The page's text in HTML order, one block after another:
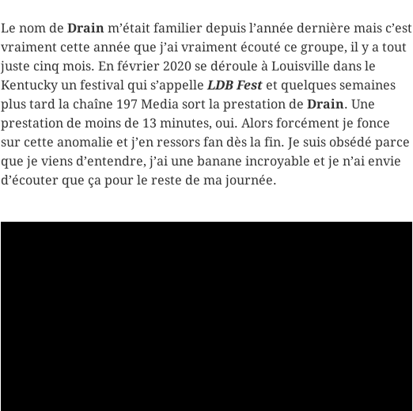
Le nom de Drain m’était familier depuis l’année dernière mais c’est
vraiment cette année que j’ai vraiment écouté ce groupe, il y a tout
juste cinq mois. En février 2020 se déroule à Louisville dans le
Kentucky un festival qui s’appelleLDB Fest et quelques semaines
plus tard la chaîne 197 Media sort la prestation de Drain. Une
prestation de moins de 13 minutes, oui. Alors forcément je fonce
sur cette anomalie et j’en ressors fan dès la fin. Je suis obsédé parce
que je viens d’entendre, j’ai une banane incroyable et je n’ai envie
d’écouter que ça pour le reste de ma journée.